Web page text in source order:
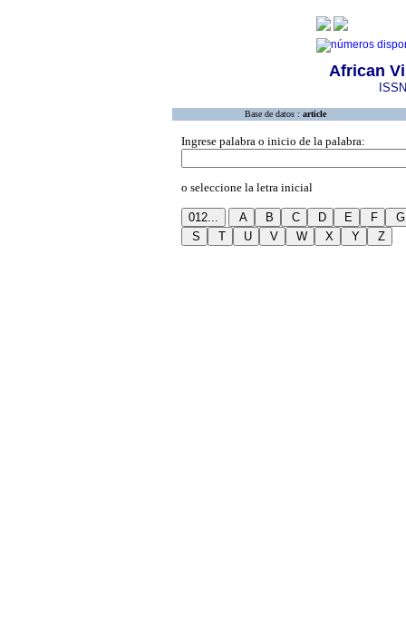
African
Base de datos : article
Ingrese palabra o inicio de la palabra:
o seleccione la letra inicial